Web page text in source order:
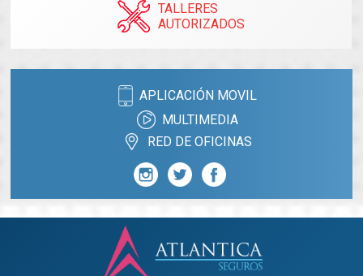
TALLERES
AUTORIZADOS
APLICACIÓN MOVIL
MULTIMEDIA
RED DE OFICINAS